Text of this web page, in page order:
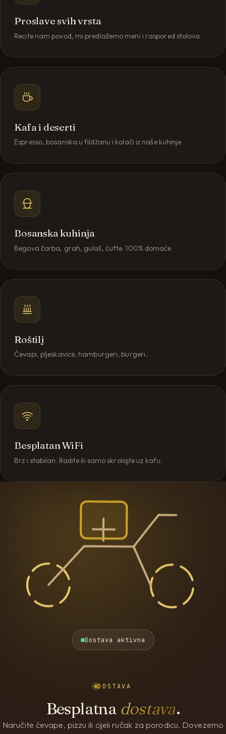
Proslave svih vrsta
Recite nam povod, mi predlažemo meni i raspored stolova.
Kafa i deserti
Espresso, bosanska u fildžanu i kolači iz naše kuhinje.
Bosanska kuhinja
Begova čorba, grah, gulaš, ćufte. 100% domaće
Roštilj
Ćevapi, pljeskavice, hamburgeri, burgeri..
Besplatan WiFi
Brz i stabilan. Radite ili samo skrolajte uz kafu.
DOSTAVA
Besplatna dostava.
Naručite ćevape, pizzu ili cijeli ručak za porodicu. Dovezemo
Dostava aktivna